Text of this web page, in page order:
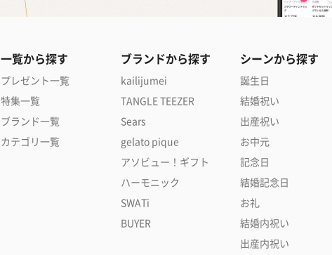
一覧から探す
プレゼント一覧
特集一覧
ブランド一覧
カテゴリ一覧
ブランドから探す
kailijumei
TANGLE TEEZER
Sears
gelato pique
アソビュー！ギフト
ハーモニック
SWATi
BUYER
シーンから探す
誕生日
結婚祝い
出産祝い
お中元
記念日
結婚記念日
お礼
結婚内祝い
出産内祝い